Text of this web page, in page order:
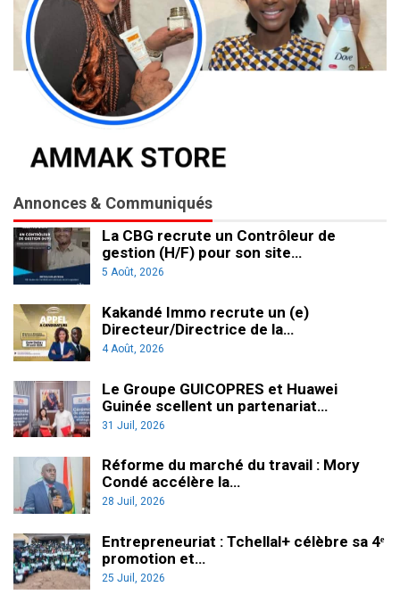
Annonces & Communiqués
La CBG recrute un Contrôleur de
gestion (H/F) pour son site…
5 Août, 2026
Kakandé Immo recrute un (e)
Directeur/Directrice de la…
4 Août, 2026
Le Groupe GUICOPRES et Huawei
Guinée scellent un partenariat…
31 Juil, 2026
Réforme du marché du travail : Mory
Condé accélère la…
28 Juil, 2026
Entrepreneuriat : Tchellal+ célèbre sa 4ᵉ
promotion et…
25 Juil, 2026